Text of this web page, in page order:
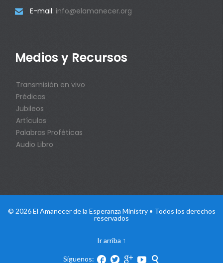
 E-mail: info@elamanecer.org
Medios y Recursos
Transmisión en vivo
Prédicas
Jubileos
Artículos
Palabras Proféticas
Audio Libro
© 2026 El Amanecer de la Esperanza Ministry • Todos los derechos
reservados
Ir arriba ↑
Síguenos:     